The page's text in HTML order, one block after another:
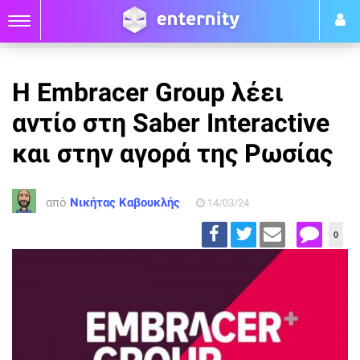
Η Embracer Group λέει
αντίο στη Saber Interactive
και στην αγορά της Ρωσίας
από Νικήτας Καβουκλής 14/03/24
0